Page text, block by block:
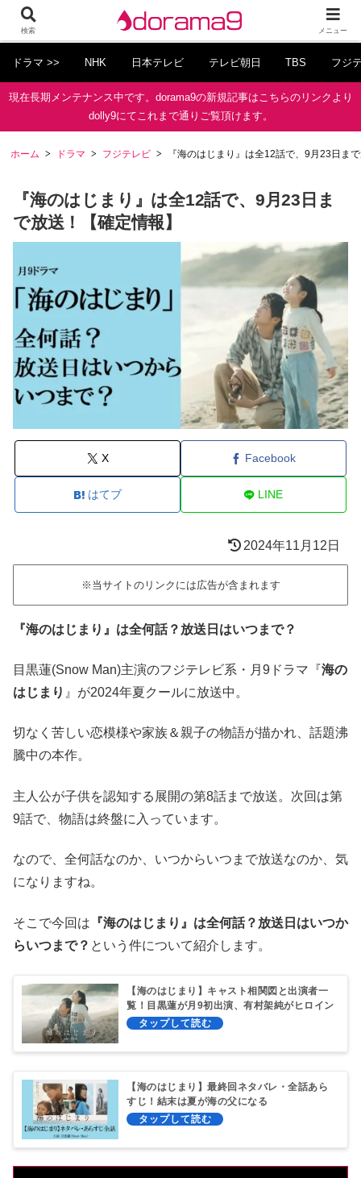
ドラマ >> NHK 日本テレビ テレビ朝日 TBS フジ
現在長期メンテナンス中です。dorama9の新規記事はこちらのリンクより
dolly9にてこれまで通りご覧頂けます。
ホーム ドラマ フジテレビ 『海のはじまり』は全12話で、9月23日ま
『海のはじまり』は全12話で、9月23日ま
で放送！【確定情報】
X Facebook
はてブ LINE
2024年11月12日
※当サイトのリンクには広告が含まれます
『海のはじまり』は全何話？放送日はいつまで？
目黒蓮(Snow Man)主演のフジテレビ系・月9ドラマ『海の
はじまり 』が2024年夏クールに放送中。
切なく苦しい恋模様や家族＆親子の物語が描かれ、話題沸
騰中の本作。
主人公が子供を認知する展開の第8話まで放送。次回は第
9話で、物語は終盤に入っています。
なので、全何話なのか、いつからいつまで放送なのか、気
になりますね。
そこで今回は 『海のはじまり』は全何話？放送日はいつか
らいつまで？ という件について紹介します。
【海のはじまり】キャスト相関図と出演者一
覧！目黒蓮が月9初出演、有村架純がヒロイン
【海のはじまり】最終回ネタバレ・全話あら
すじ！結末は夏が海の父になる
検索 メニュー